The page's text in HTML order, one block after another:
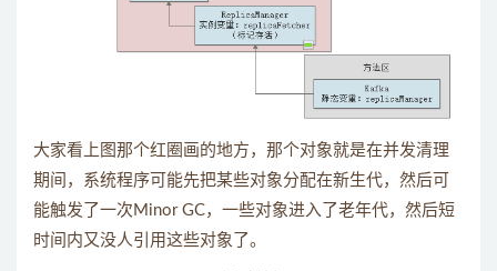
大家看上图那个红圈画的地方，那个对象就是在并发清理
期间，系统程序可能先把某些对象分配在新生代，然后可
能触发了一次Minor GC，一些对象进入了老年代，然后短
时间内又没人引用这些对象了。